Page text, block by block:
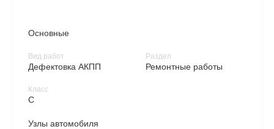
Основные
Вид работ
Дефектовка АКПП
Класс
C
Раздел
Ремонтные работы
Узлы автомобиля